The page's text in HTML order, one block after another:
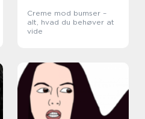
Creme mod bumser –
alt, hvad du behøver at
vide